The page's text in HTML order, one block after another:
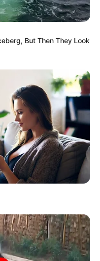
But Then They Look